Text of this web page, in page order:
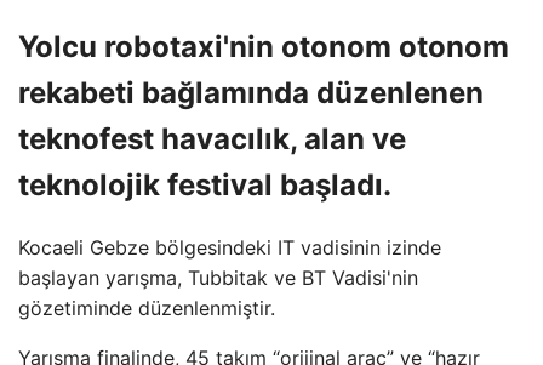
Yolcu robotaxi'nin otonom otonom
rekabeti bağlamında düzenlenen
teknofest havacılık, alan ve
teknolojik festival başladı.
Kocaeli Gebze bölgesindeki IT vadisinin izinde
başlayan yarışma, Tubbitak ve BT Vadisi'nin
gözetiminde düzenlenmiştir.
Yarışma finalinde, 45 takım “orijinal araç” ve “hazır